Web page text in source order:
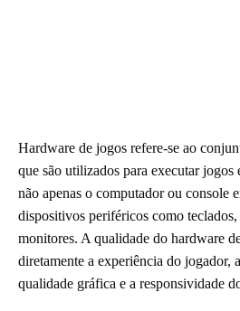
Hardware de jogos refere-se ao
que são utilizados para executar
não apenas o computador ou console
dispositivos periféricos como teclados,
monitores. A qualidade do hardware
diretamente a experiência do jogador,
qualidade gráfica e a responsividade